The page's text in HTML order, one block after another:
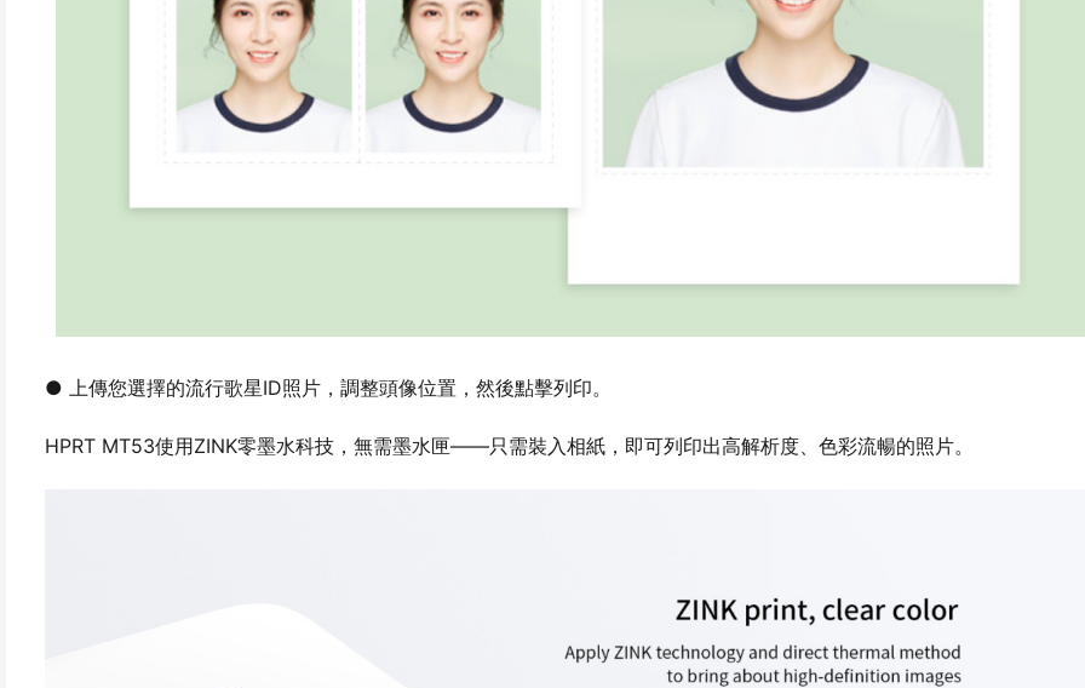
● 上傳您選擇的流行歌星ID照片，調整頭像位置，然後點擊列印。
HPRT MT53使用ZINK零墨水科技，無需墨水匣——只需裝入相紙，即可列印出高解析度、色彩流暢的照片。